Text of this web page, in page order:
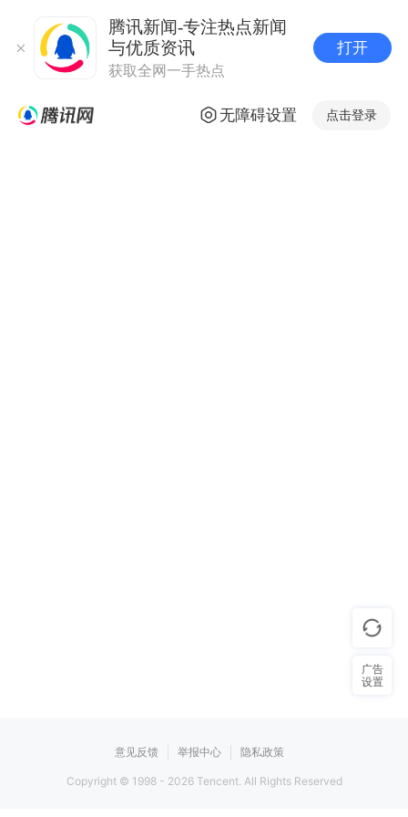
腾讯新闻-专注热点新闻
与优质资讯
获取全网一手热点
打开
无障碍设置 点击登录
意见反馈 举报中心 隐私政策
Copyright © 1998 - 2026Tencent. All Rights Reserved
广告
设置